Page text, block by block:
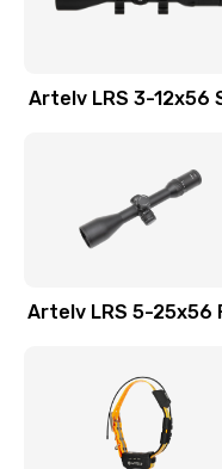
Artelv LRS 3-12x56
Artelv LRS 5-25x56